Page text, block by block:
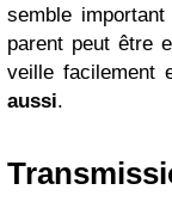
semble
parent peut être
veille facilement
aussi.